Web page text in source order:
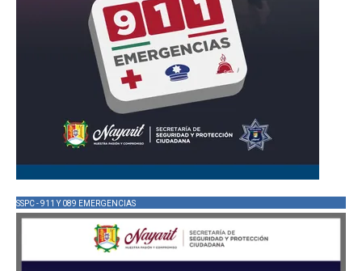
SSPC - 911 Y 089 EMERGENCIAS